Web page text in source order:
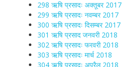
298 ऋषि प्रसादः अक्तूबर 2017
299 ऋषि प्रसादः नवम्बर 2017
300 ऋषि प्रसादः दिसम्बर 2017
301 ऋषि प्रसाद जनवरी 2018
302 ऋषि प्रसादः फरवरी 2018
303 ऋषि प्रसादः मार्च 2018
304 ऋषि प्रसादः अप्रैल 2018